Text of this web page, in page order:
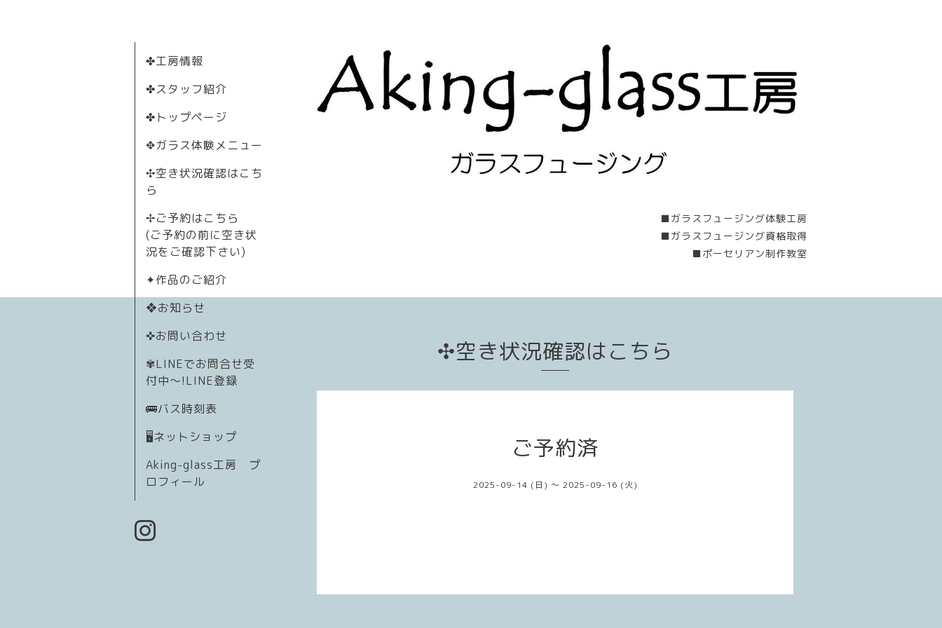
■ガラスフュージング体験工房
■ガラスフュージング資格取得
■ポーセリアン制作教室
✤工房情報
✤スタッフ紹介
✤トップページ
✥ガラス体験メニュー
✣空き状況確認はこち
ら
✢ご予約はこちら
(ご予約の前に空き状
況をご確認下さい)
✦作品のご紹介
❖お知らせ
✜お問い合わせ
✾LINEでお問合せ受
付中〜!LINE登録
🚌バス時刻表
🖥️ネットショップ
Aking-glass工房 プ
ロフィール
✣空き状況確認はこちら
ご予約済
2025-09-14 (日) ～ 2025-09-16 (火)